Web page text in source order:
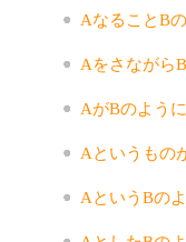
AなることB
Aをさながら
AがBのよう
Aというもの
AというBの